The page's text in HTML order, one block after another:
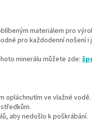
materiálem pro
pro každodenní nošení
minerálu můžete zde:
opláchnutím ve vlažné vodě.
aby nedošlo k poškrábání.